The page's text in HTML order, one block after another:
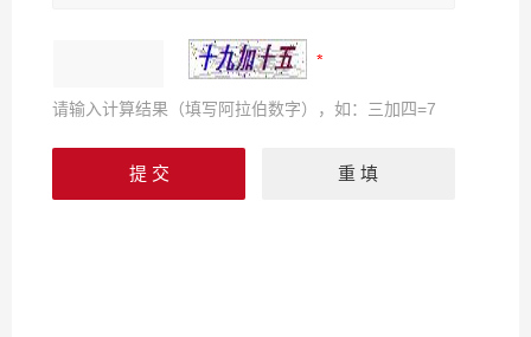
请输入计算结果（填写阿拉伯数字），如：三加四=7